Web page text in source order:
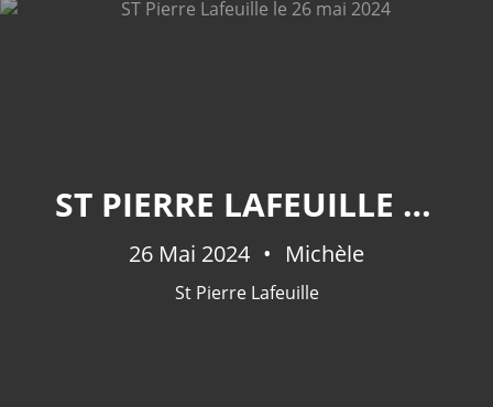
ST PIERRE LAFEUILLE LE 26 MAI 2024
26 Mai 2024 Michèle
St Pierre Lafeuille